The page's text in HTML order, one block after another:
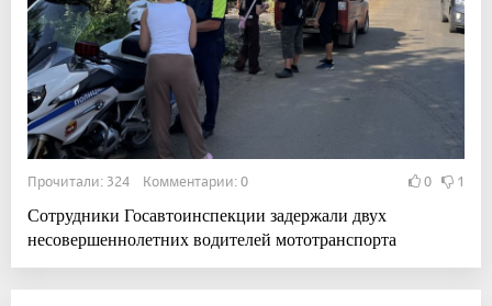
Прочитали: 324 Комментарии: 0 0 1
Сотрудники Госавтоинспекции задержали двух
несовершеннолетних водителей мототранспорта